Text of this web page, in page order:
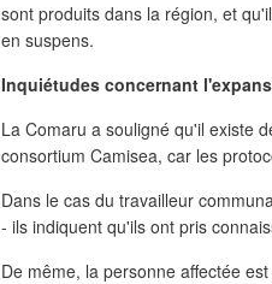
sont produits dans la région, et
en suspens.
Inquiétudes concernant
La Comaru a souligné qu'il existe
consortium Camisea, car les
Dans le cas du travailleur
- ils indiquent qu'ils ont pris
De même, la personne affectée